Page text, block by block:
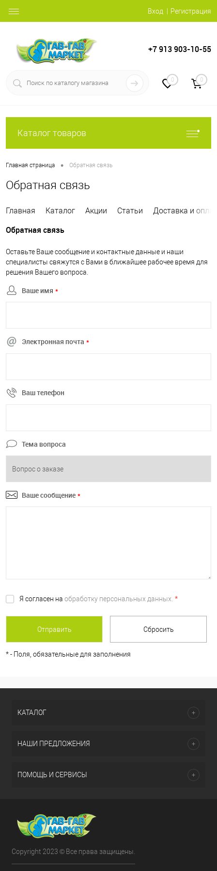
Вход Регистрация
+7 913 903-10-55
0 0
Каталог товаров
Главная страница • Обратная связь
Обратная связь
Главная Каталог Акции Статьи Доставка и
Обратная связь
Оставьте Ваше сообщение и контактные данные и наши
специалисты свяжутся с Вами в ближайшее рабочее время для
решения Вашего вопроса.
Ваше имя *
Электронная почта *
Ваш телефон
Тема вопроса
Ваше сообщение *
Я согласен на обработку персональных данных. *
*- Поля, обязательные для заполнения
КАТАЛОГ
НАШИ ПРЕДЛОЖЕНИЯ
ПОМОЩЬ И СЕРВИСЫ
Copyright 2023 © Все права защищены.